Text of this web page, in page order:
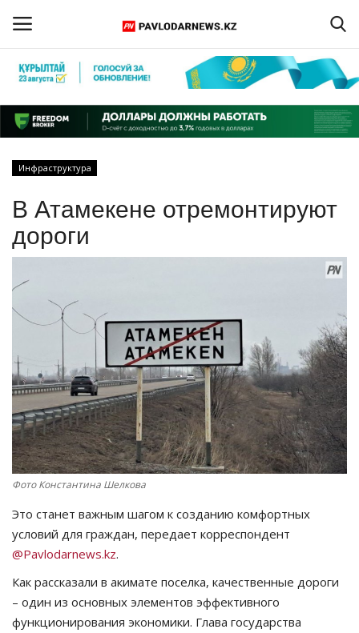
Регистрация
Главная
МИР
СПЕЦПРОЕКТЫ
СПОРТ
Чек-лист
РАЗВЛЕЧЕНИЯ
OFFICIAL
Курултай
Язык
Қазақша Русский
Инфраструктура
В Атамекене отремонтируют
дороги
Фото Константина Шелкова
Это станет важным шагом к созданию комфортных
условий для граждан, передает корреспондент
@Pavlodarnews.kz.
Как рассказали в акимате поселка, качественные дороги
– один из основных элементов эффективного
функционирования экономики. Глава государства